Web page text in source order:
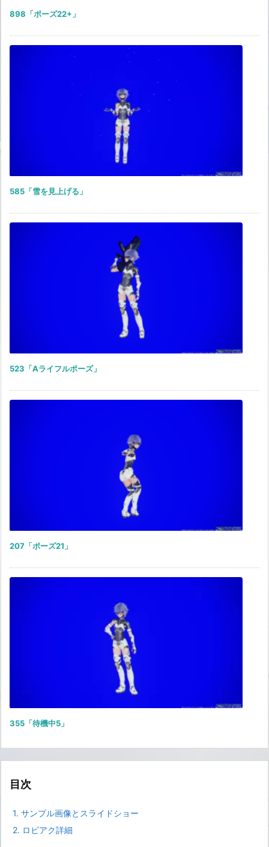
898「ポーズ22+」
585「雪を見上げる」
523「Aライフルポーズ」
207「ポーズ21」
355「待機中5」
目次
1. サンプル画像とスライドショー
2. ロビアク詳細